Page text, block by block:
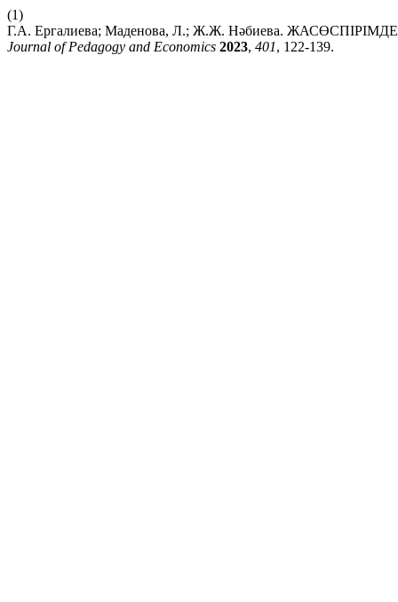
(1)
Г.А. Ергалиева; Маденова, Л.; Ж.Ж. Нәбиева.
Journal of Pedagogy and Economics 2023, 401, 122-139.